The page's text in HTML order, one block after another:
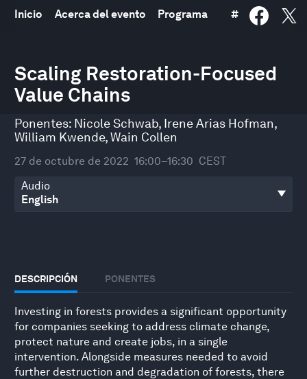
Inicio Acerca del evento Programa #
Scaling Restoration-Focused
Value Chains
Ponentes: Nicole Schwab, Irene Arias Hofman,
William Kwende,Wain Collen
27 de octubre de 2022 16:00–16:30 CEST
Audio
DESCRIPCIÓN PONENTES
Investing in forests provides a significant opportunity
for companies seeking to address climate change,
protect nature and create jobs, in a single
intervention. Alongside measures needed to avoid
further destruction and degradation of forests, there
seconds
of
32
minutes,
seconds